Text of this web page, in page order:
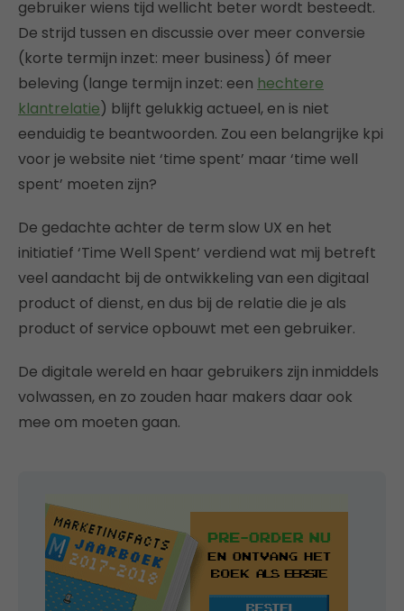
gebruiker wiens tijd wellicht beter wordt besteedt.
De strijd tussen en discussie over meer conversie
(korte termijn inzet: meer business) óf meer
beleving (lange termijn inzet: een hechtere
klantrelatie) blijft gelukkig actueel, en is niet
eenduidig te beantwoorden. Zou een belangrijke kpi
voor je website niet ‘time spent’ maar ‘time well
spent’ moeten zijn?
De gedachte achter de term slow UX en het
initiatief ‘Time Well Spent’ verdiend wat mij betreft
veel aandacht bij de ontwikkeling van een digitaal
product of dienst, en dus bij de relatie die je als
product of service opbouwt met een gebruiker.
De digitale wereld en haar gebruikers zijn inmiddels
volwassen, en zo zouden haar makers daar ook
mee om moeten gaan.